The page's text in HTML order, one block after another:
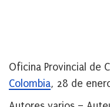
Oficina Provincial de
Colombia, 28 de